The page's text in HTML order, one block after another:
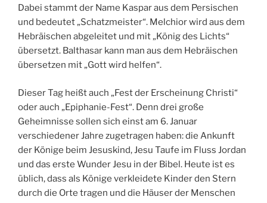
Dabei stammt der Name Kaspar aus dem Persischen
und bedeutet „Schatzmeister“. Melchior wird aus dem
Hebräischen abgeleitet und mit „König des Lichts“
übersetzt. Balthasar kann man aus dem Hebräischen
übersetzen mit „Gott wird helfen“.
Dieser Tag heißt auch „Fest der Erscheinung Christi“
oder auch „Epiphanie-Fest“. Denn drei große
Geheimnisse sollen sich einst am 6. Januar
verschiedener Jahre zugetragen haben: die Ankunft
der Könige beim Jesuskind, Jesu Taufe im Fluss Jordan
und das erste Wunder Jesu in der Bibel. Heute ist es
üblich, dass als Könige verkleidete Kinder den Stern
durch die Orte tragen und die Häuser der Menschen